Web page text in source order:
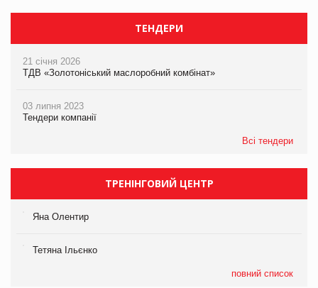
ТЕНДЕРИ
21 січня 2026
ТДВ «Золотоніський маслоробний комбінат»
03 липня 2023
Тендери компанії
Всі тендери
ТРЕНІНГОВИЙ ЦЕНТР
Яна Олентир
Тетяна Ільєнко
повний список